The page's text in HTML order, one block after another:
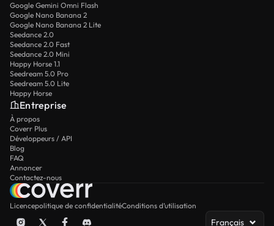
Google Gemini Omni Flash
Google Nano Banana 2
Google Nano Banana 2 Lite
Seedance 2.0
Seedance 2.0 Fast
Seedance 2.0 Mini
Happy Horse 1.1
Seedream 5.0 Pro
Seedream 5.0 Lite
Happy Horse
Entreprise
À propos
Coverr Plus
Développeurs / API
Blog
FAQ
Annoncer
Contactez-nous
Licencepolitique de confidentialitéConditions d’utilisation
Français